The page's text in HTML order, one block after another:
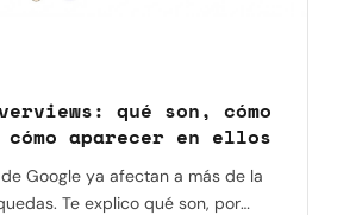
qué son, cómo
aparecer en ellos
Google ya afectan a más de la
Te explico qué son, por